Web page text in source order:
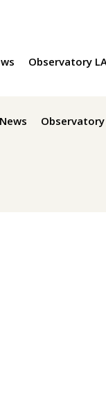
News Observatory
Observatory